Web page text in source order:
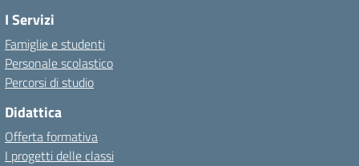
I Servizi
Famiglie e studenti
Personale scolastico
Percorsi di studio
Didattica
Offerta formativa
I progetti delle classi